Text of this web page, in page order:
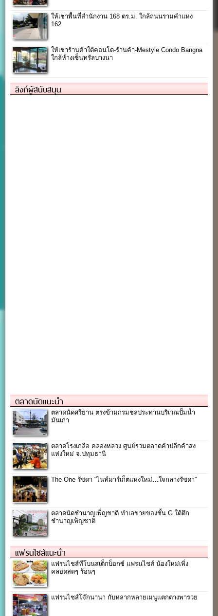
ให้เช่าพื้นที่สำนักงาน 168 ตร.ม. ใกล้ถนนรามคำแหง
162
ให้เช่าร้านค้าใต้คอนโด-ร้านค้า-Mestyle Condo Bangna
ใกล้ห้างเซ็นทรัลบางนา
ลิงก์ผู้สนับสนุน
ตลาดนัดแนะนำ
ตลาดนัดศรีย่าน ตรงข้ามกรมชลประทานบริเวณปั้มน้ำ
มันเก่า
ตลาดโรงเกลือ คลองหลวง ศูนย์รวมตลาดค้าปลีกค้าส่ง
แห่งใหม่ จ.ปทุมธานี
The One รัชดา “ไนท์มาร์เก็ตแห่งใหม่…ใจกลางรัชดา”
ตลาดนัดชำนาญเพ็ญชาติ ทำเลขายของชั้น G ใต้ตึก
ชำนาญเพ็ญชาติ
แฟรนไชส์แนะนำ
แฟรนไชส์ทีโบนสเต็กบ็อกซ์ แฟรนไชส์ น้องใหม่เพิ่ง
คลอดสดๆ ร้อนๆ
แฟรนไชส์โจ๊กนานา กับหลากหลายเมนูแตกต่างพารวย